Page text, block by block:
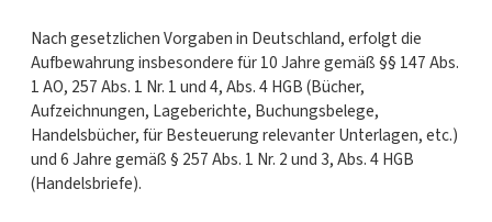
Nach gesetzlichen Vorgaben in Deutschland, erfolgt die
Aufbewahrung insbesondere für 10 Jahre gemäß §§ 147 Abs.
1 AO, 257 Abs. 1 Nr. 1 und 4, Abs. 4 HGB (Bücher,
Aufzeichnungen, Lageberichte, Buchungsbelege,
Handelsbücher, für Besteuerung relevanter Unterlagen, etc.)
und 6 Jahre gemäß § 257 Abs. 1 Nr. 2 und 3, Abs. 4 HGB
(Handelsbriefe).